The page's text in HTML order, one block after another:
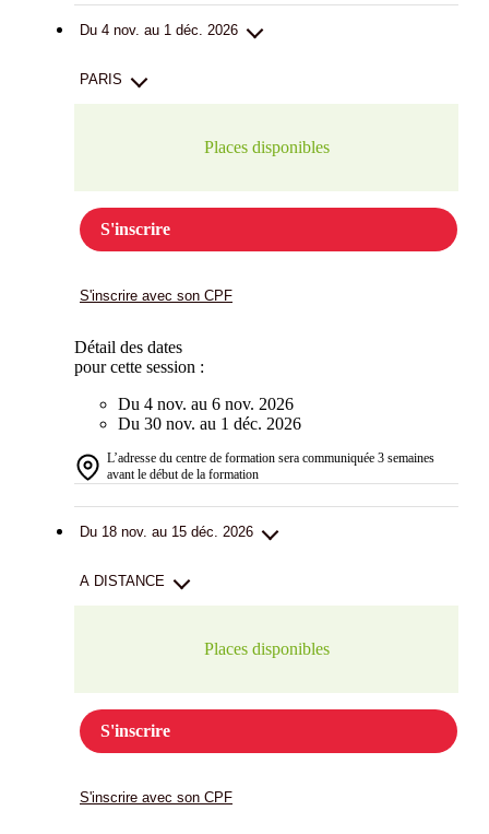
Du 4 nov. au 1 déc. 2026
PARIS
Places disponibles
S'inscrire
S'inscrire avec son CPF
Détail des dates
pour cette session :
Du 4 nov. au 6 nov. 2026
Du 30 nov. au 1 déc. 2026
L’adresse du centre de formation sera communiquée 3 semaines
avant le début de la formation
Du 18 nov. au 15 déc. 2026
A DISTANCE
Places disponibles
S'inscrire
S'inscrire avec son CPF